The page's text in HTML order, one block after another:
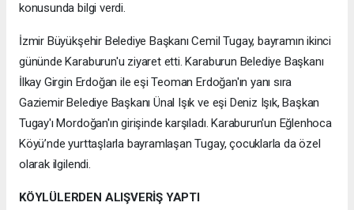
konusunda bilgi verdi.
İzmir Büyükşehir Belediye Başkanı Cemil Tugay, bayramın ikinci
gününde Karaburun'u ziyaret etti. Karaburun Belediye Başkanı
İlkay Girgin Erdoğan ile eşi Teoman Erdoğan'ın yanı sıra
Gaziemir Belediye Başkanı Ünal Işık ve eşi Deniz Işık, Başkan
Tugay'ı Mordoğan'ın girişinde karşıladı. Karaburun'un Eğlenhoca
Köyü’nde yurttaşlarla bayramlaşan Tugay, çocuklarla da özel
olarak ilgilendi.
KÖYLÜLERDEN ALIŞVERİŞ YAPTI